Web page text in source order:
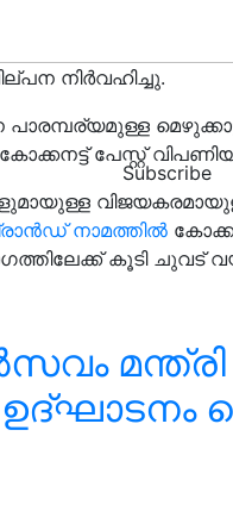
Subscribe
നിർവഹിച്ചു.
പേസ്റ്റ്
നാമത്തിൽ
കൂടി
മന്ത്രി